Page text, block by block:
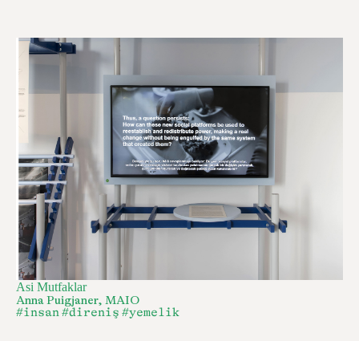
Asi Mutfaklar
Anna Puigjaner, MAIO
#insan#direniş #yemelik